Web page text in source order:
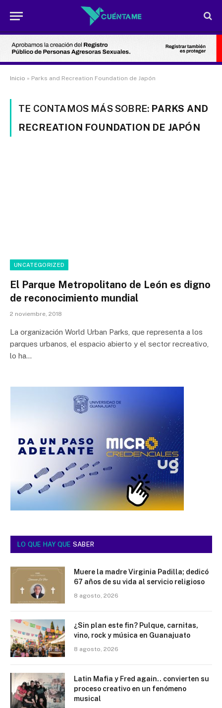
Inicio » Parks and Recreation Foundation de Japón
TE CONTAMOS MÁS SOBRE: PARKS AND
RECREATION FOUNDATION DE JAPÓN
UNCATEGORIZED
El Parque Metropolitano de León es digno
de reconocimiento mundial
2 noviembre, 2018
La organización World Urban Parks, que representa a los
parques urbanos, el espacio abierto y el sector recreativo,
lo ha…
LO QUE HAY QUE SABER
Muere la madre Virginia Padilla; dedicó
67 años de su vida al servicio religioso
8 agosto, 2026
¿Sin plan este fin? Pulque, carnitas,
vino, rock y música en Guanajuato
8 agosto, 2026
Latin Mafia y Fred again.. convierten su
proceso creativo en un fenómeno
musical